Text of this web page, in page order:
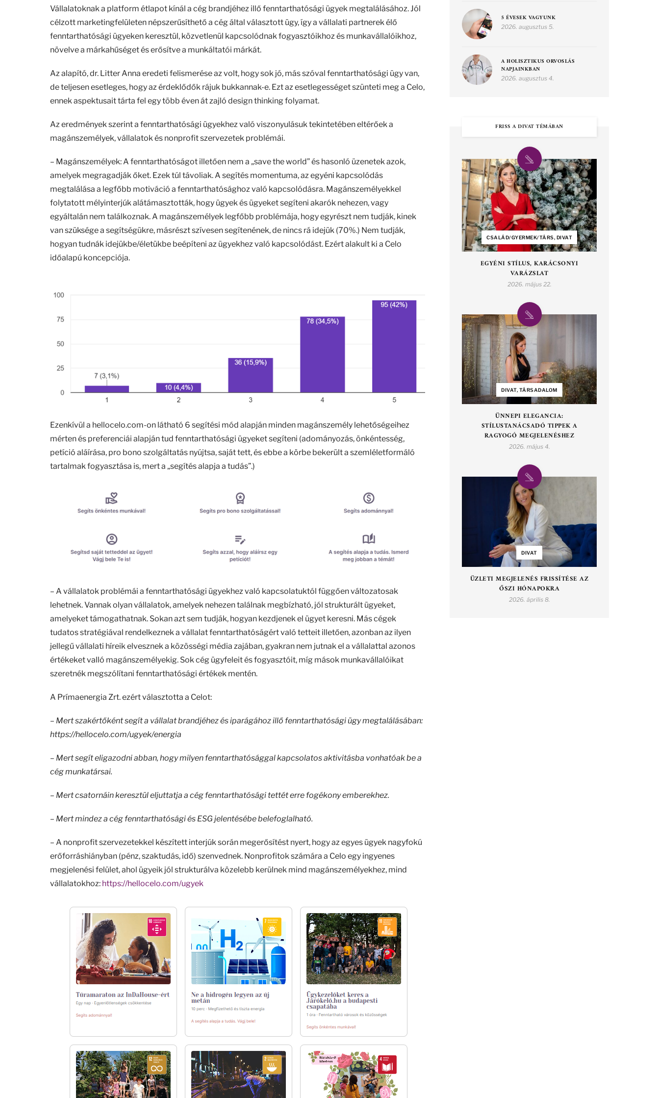
Vállalatoknak a platform étlapot kínál a cég brandjéhez illő fenntarthatósági ügyek megtalálásához. Jól
célzott marketingfelületen népszerűsíthető a cég által választott ügy, így a vállalati partnerek élő
fenntarthatósági ügyeken keresztül, közvetlenül kapcsolódnak fogyasztóikhoz és munkavállalóikhoz,
növelve a márkahűséget és erősítve a munkáltatói márkát.
Az alapító, dr. Litter Anna eredeti felismerése az volt, hogy sok jó, más szóval fenntarthatósági ügy van,
de teljesen esetleges, hogy az érdeklődők rájuk bukkannak-e. Ezt az esetlegességet szünteti meg a Celo,
ennek aspektusait tárta fel egy több éven át zajló design thinking folyamat.
Az eredmények szerint a fenntarthatósági ügyekhez való viszonyulásuk tekintetében eltérőek a
magánszemélyek, vállalatok és nonprofit szervezetek problémái.
– Magánszemélyek: A fenntarthatóságot illetően nem a „save the world” és hasonló üzenetek azok,
amelyek megragadják őket. Ezek túl távoliak. A segítés momentuma, az egyéni kapcsolódás
megtalálása a legfőbb motiváció a fenntarthatósághoz való kapcsolódásra. Magánszemélyekkel
folytatott mélyinterjúk alátámasztották, hogy ügyek és ügyeket segíteni akarók nehezen, vagy
egyáltalán nem találkoznak. A magánszemélyek legfőbb problémája, hogy egyrészt nem tudják, kinek
van szüksége a segítségükre, másrészt szívesen segítenének, de nincs rá idejük (70%.) Nem tudják,
hogyan tudnák idejükbe/életükbe beépíteni az ügyekhez való kapcsolódást. Ezért alakult ki a Celo
időalapú koncepciója.
Ezenkívül a hellocelo.com-on látható 6 segítési mód alapján minden magánszemély lehetőségeihez
mérten és preferenciái alapján tud fenntarthatósági ügyeket segíteni (adományozás, önkéntesség,
petíció aláírása, pro bono szolgáltatás nyújtsa, saját tett, és ebbe a körbe bekerült a szemléletformáló
tartalmak fogyasztása is, mert a „segítés alapja a tudás”.)
– A vállalatok problémái a fenntarthatósági ügyekhez való kapcsolatuktól függően változatosak
lehetnek. Vannak olyan vállalatok, amelyek nehezen találnak megbízható, jól strukturált ügyeket,
amelyeket támogathatnak. Sokan azt sem tudják, hogyan kezdjenek el ügyet keresni. Más cégek
tudatos stratégiával rendelkeznek a vállalat fenntarthatóságért való tetteit illetően, azonban az ilyen
jellegű vállalati híreik elvesznek a közösségi média zajában, gyakran nem jutnak el a vállalattal azonos
értékeket valló magánszemélyekig. Sok cég ügyfeleit és fogyasztóit, míg mások munkavállalóikat
szeretnék megszólítani fenntarthatósági értékek mentén.
A Prímaenergia Zrt. ezért választotta a Celot:
– Mert szakértőként segít a vállalat brandjéhez és iparágához illő fenntarthatósági ügy megtalálásában:
https://hellocelo.com/ugyek/energia
– Mert segít eligazodni abban, hogy milyen fenntarthatósággal kapcsolatos aktivitásba vonhatóak be a
cég munkatársai.
– Mert csatornáin keresztül eljuttatja a cég fenntarthatósági tettét erre fogékony emberekhez.
– Mert mindez a cég fenntarthatósági és ESG jelentésébe belefoglalható.
– A nonprofit szervezetekkel készített interjúk során megerősítést nyert, hogy az egyes ügyek nagyfokú
erőforráshiányban (pénz, szaktudás, idő) szenvednek. Nonprofitok számára a Celo egy ingyenes
megjelenési felület, ahol ügyeik jól strukturálva közelebb kerülnek mind magánszemélyekhez, mind
vállalatokhoz: https://hellocelo.com/ugyek
5 ÉVESEK VAGYUNK
2026. augusztus 5.
A HOLISZTIKUS ORVOSLÁS
NAPJAINKBAN
2026. augusztus 4.
FRISS A DIVAT TÉMÁBAN
CSALÁD/GYERMEK/TÁRS, DIVAT
EGYÉNI STÍLUS, KARÁCSONYI
VARÁZSLAT
2026. május 22.
DIVAT, TÁRSADALOM
ÜNNEPI ELEGANCIA:
STÍLUSTANÁCSADÓ TIPPEK A
RAGYOGÓ MEGJELENÉSHEZ
2026. május 4.
DIVAT
ÜZLETI MEGJELENÉS FRISSÍTÉSE AZ
ŐSZI HÓNAPOKRA
2026. április 8.